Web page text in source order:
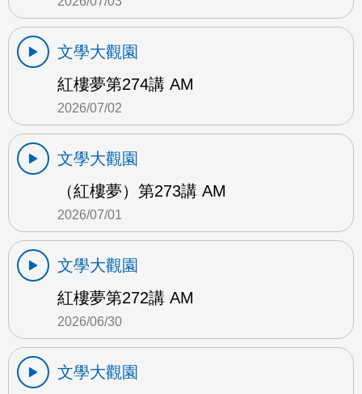
文學大觀園
紅樓夢第274講 AM
2026/07/02
文學大觀園
（紅樓夢）第273講 AM
2026/07/01
文學大觀園
紅樓夢第272講 AM
2026/06/30
文學大觀園